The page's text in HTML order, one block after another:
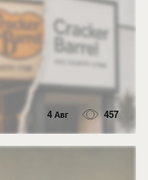
4 Авг 457